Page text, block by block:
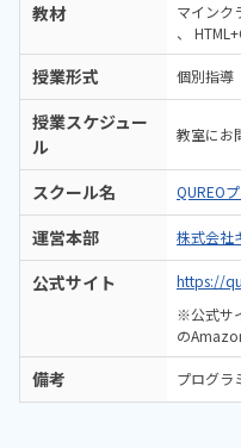
教材 マインク
授業形式 個別指導
授業スケジュー
ル
教室にお
スクール名 QUREO
運営本部 株式会社
公式サイト
https://
※公式サ
の
備考 プログラ